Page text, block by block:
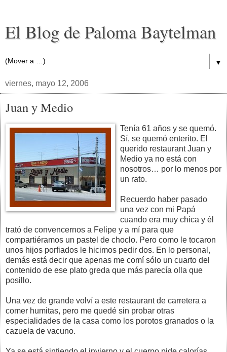
El Blog de Paloma Baytelman
▼
viernes, mayo 12, 2006
Juan y Medio
Tenía 61 años y se quemó.
Sí, se quemó enterito. El
querido restaurant Juan y
Medio ya no está con
nosotros… por lo menos por
un rato.
Recuerdo haber pasado
una vez con mi Papá
cuando era muy chica y él
trató de convencernos a Felipe y a mí para que
compartiéramos un pastel de choclo. Pero como le tocaron
unos hijos porfiados le hicimos pedir dos. En lo personal,
demás está decir que apenas me comí sólo un cuarto del
contenido de ese plato greda que más parecía olla que
posillo.
Una vez de grande volví a este restaurant de carretera a
comer humitas, pero me quedé sin probar otras
especialidades de la casa como los porotos granados o la
cazuela de vacuno.